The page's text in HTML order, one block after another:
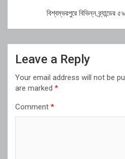
বিশ্বম্ভরপুরে বিভিন্ন ব্র্যান্ডের
Leave a Reply
Your email address will not be
are marked *
Comment *